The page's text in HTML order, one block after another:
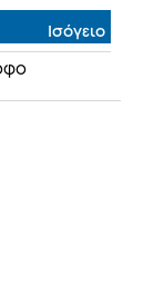
Ισόγειο